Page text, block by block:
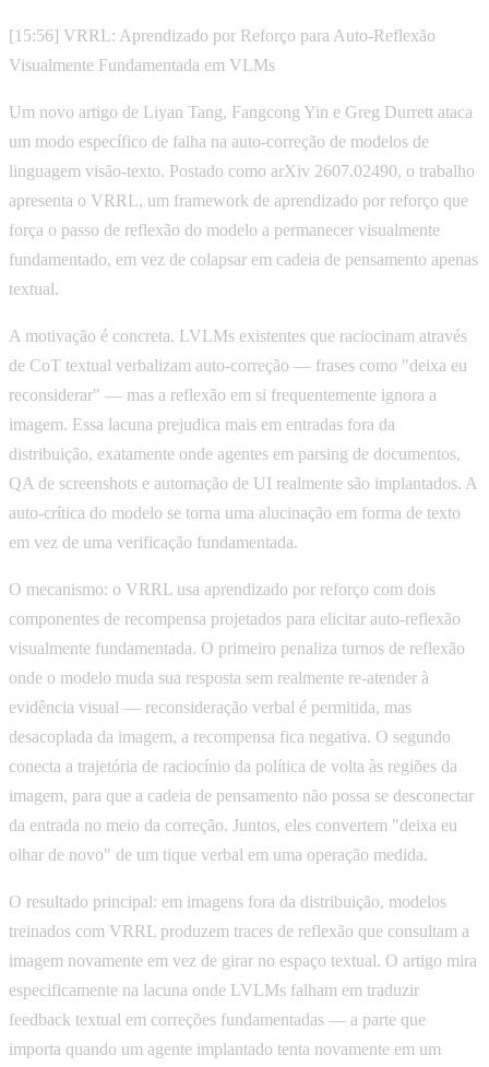
[15:56] VRRL: Aprendizado por Reforço para Auto-Reflexão
Visualmente Fundamentada em VLMs
Um novo artigo de Liyan Tang, Fangcong Yin e Greg Durrett ataca
um modo específico de falha na auto-correção de modelos de
linguagem visão-texto. Postado como arXiv 2607.02490, o trabalho
apresenta o VRRL, um framework de aprendizado por reforço que
força o passo de reflexão do modelo a permanecer visualmente
fundamentado, em vez de colapsar em cadeia de pensamento apenas
textual.
A motivação é concreta. LVLMs existentes que raciocinam através
de CoT textual verbalizam auto-correção — frases como "deixa eu
reconsiderar" — mas a reflexão em si frequentemente ignora a
imagem. Essa lacuna prejudica mais em entradas fora da
distribuição, exatamente onde agentes em parsing de documentos,
QA de screenshots e automação de UI realmente são implantados. A
auto-crítica do modelo se torna uma alucinação em forma de texto
em vez de uma verificação fundamentada.
O mecanismo: o VRRL usa aprendizado por reforço com dois
componentes de recompensa projetados para elicitar auto-reflexão
visualmente fundamentada. O primeiro penaliza turnos de reflexão
onde o modelo muda sua resposta sem realmente re-atender à
evidência visual — reconsideração verbal é permitida, mas
desacoplada da imagem, a recompensa fica negativa. O segundo
conecta a trajetória de raciocínio da política de volta às regiões da
imagem, para que a cadeia de pensamento não possa se desconectar
da entrada no meio da correção. Juntos, eles convertem "deixa eu
olhar de novo" de um tique verbal em uma operação medida.
O resultado principal: em imagens fora da distribuição, modelos
treinados com VRRL produzem traces de reflexão que consultam a
imagem novamente em vez de girar no espaço textual. O artigo mira
especificamente na lacuna onde LVLMs falham em traduzir
feedback textual em correções fundamentadas — a parte que
importa quando um agente implantado tenta novamente em um